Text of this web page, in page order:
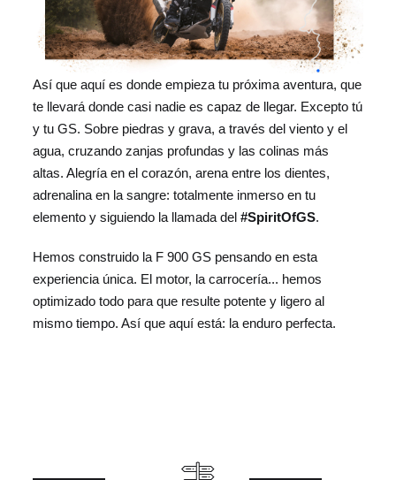
Así que aquí es donde empieza tu próxima aventura, que
te llevará donde casi nadie es capaz de llegar. Excepto tú
y tu GS. Sobre piedras y grava, a través del viento y el
agua, cruzando zanjas profundas y las colinas más
altas. Alegría en el corazón, arena entre los dientes,
adrenalina en la sangre: totalmente inmerso en tu
elemento y siguiendo la llamada del#SpiritOfGS.
Hemos construido la F 900 GS pensando en esta
experiencia única. El motor, la carrocería... hemos
optimizado todo para que resulte potente y ligero al
mismo tiempo. Así que aquí está: la enduro perfecta.